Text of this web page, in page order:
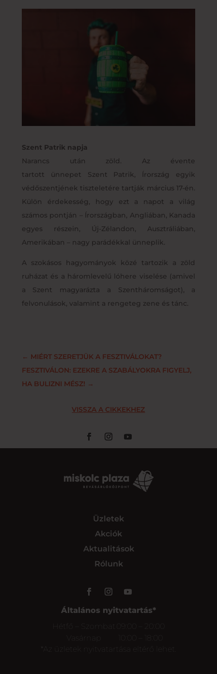
Szent Patrik napja
Narancs után zöld. Az évente
tartott ünnepet Szent Patrik, Írország egyik
védőszentjének tiszteletére tartják március 17-én.
Külön érdekesség, hogy ezt a napot a világ
számos pontján – Írországban, Angliában, Kanada
egyes részein, Új-Zélandon, Ausztráliában,
Amerikában – nagy parádékkal ünneplik.
A szokásos hagyományok közé tartozik a zöld
ruházat és a háromlevelű lóhere viselése (amivel
a Szent magyarázta a Szentháromságot), a
felvonulások, valamint a rengeteg zene és tánc.
← MIÉRT SZERETJÜK A FESZTIVÁLOKAT?
FESZTIVÁLON: EZEKRE A SZABÁLYOKRA FIGYELJ,
HA BULIZNI MÉSZ! →
VISSZA A CIKKEKHEZ
Üzletek
Akciók
Aktualitások
Rólunk
Általános nyitvatartás*
Hétfő – Szombat
*Az üzletek nyitvatartása eltérő lehet.